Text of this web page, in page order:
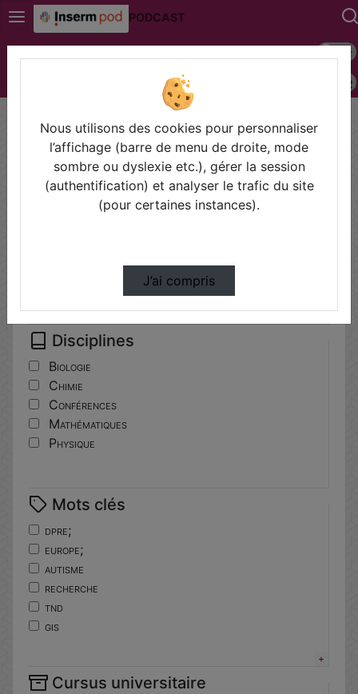
PODCAST
Mode
Police
Filtres
Types
Autre
Disciplines
Biologie
Chimie
Conférences
Mathématiques
Physique
Mots clés
dpre;
europe;
autisme
recherche
tnd
gis
neuro-developpement
Cursus universitaire
Nous utilisons des cookies pour personnaliser
l’affichage (barre de menu de droite, mode
sombre ou dyslexie etc.), gérer la session
(authentification) et analyser le trafic du site
(pour certaines instances).
J’ai compris